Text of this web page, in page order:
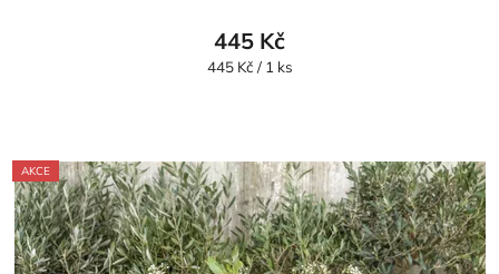
445 Kč
Měrná
445 Kč / 1 ks
AKCE